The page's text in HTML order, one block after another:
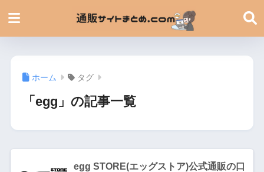
ホーム タグ
「egg」の記事一覧
egg STORE(エッグストア)公式通販の口